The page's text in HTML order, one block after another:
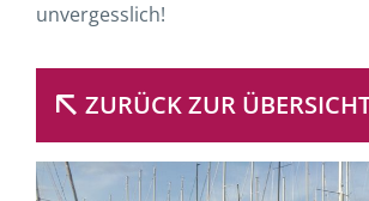
unvergesslich!
ZURÜCK ZUR